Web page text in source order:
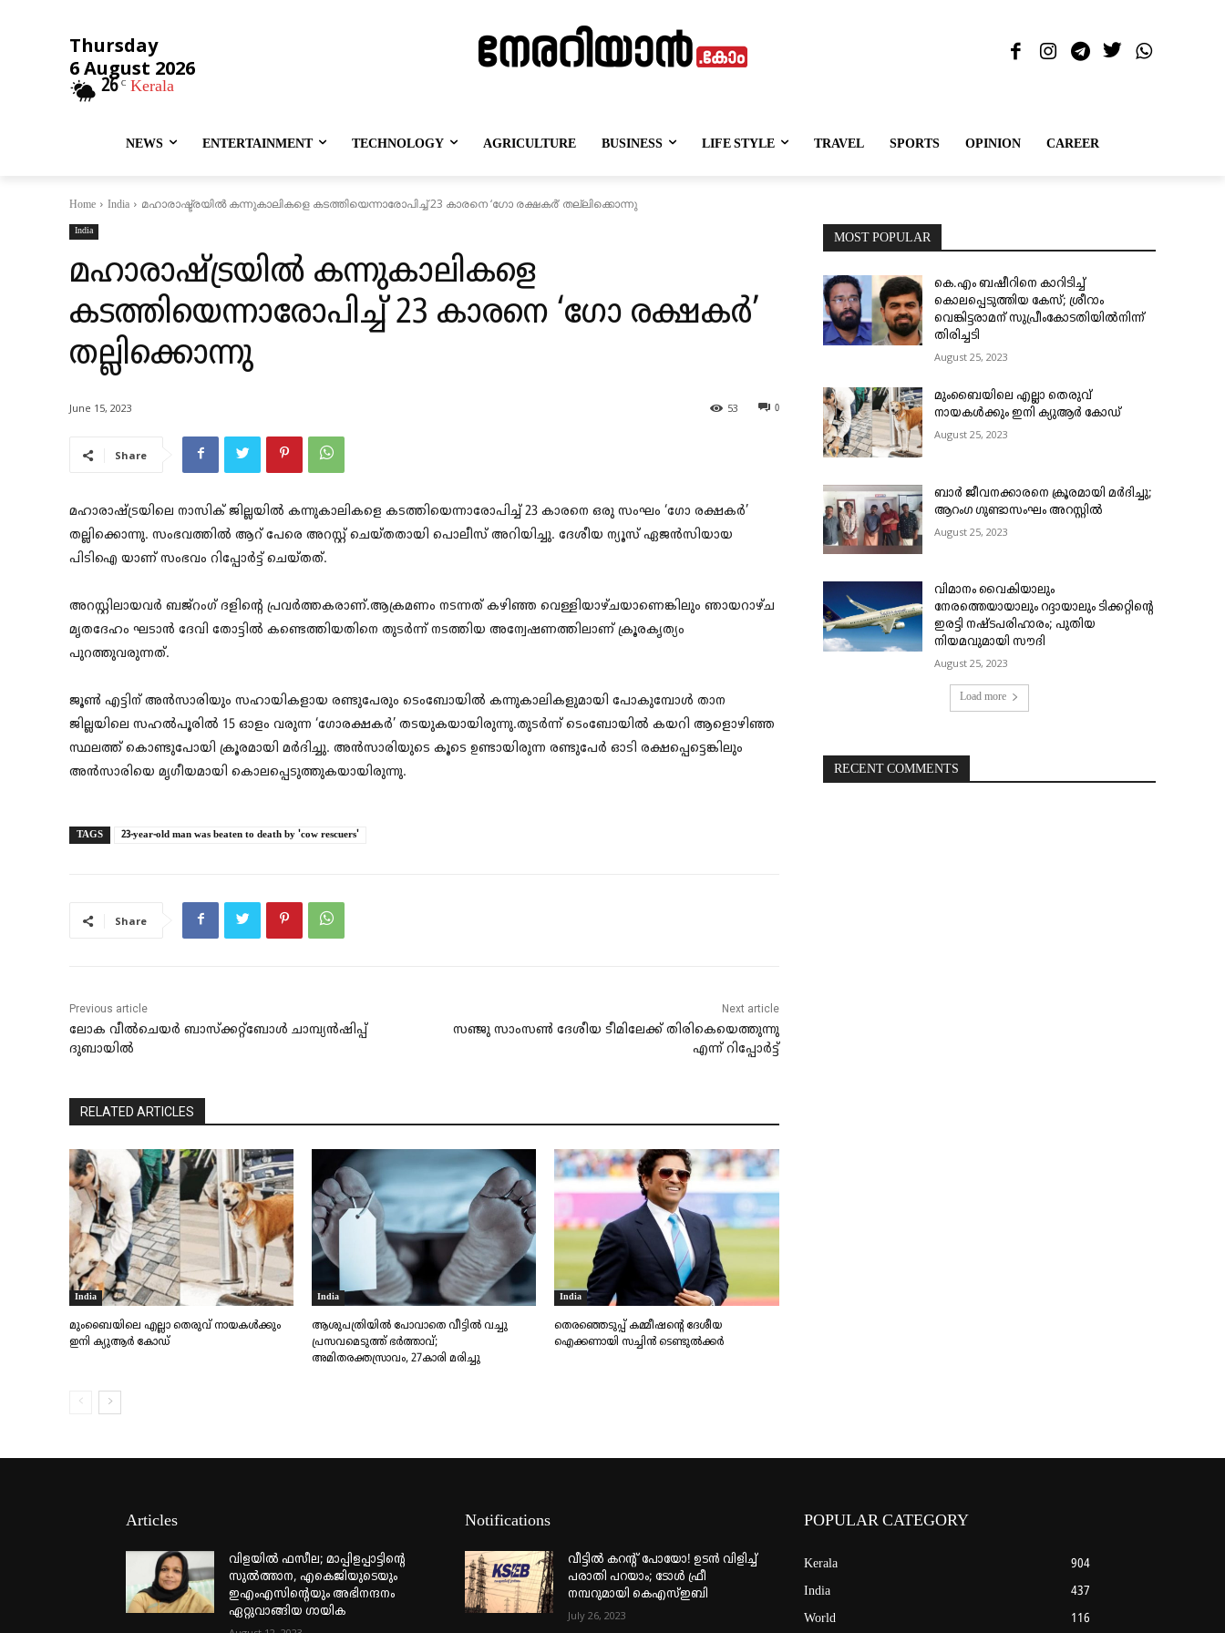
Thursday
6 August 2026
26 C Kerala
NEWS ENTERTAINMENT TECHNOLOGY AGRICULTURE BUSINESS LIFE STYLE TRAVEL SPORTS OPINION CAREER
Home India മഹാരാഷ്ട്രയിൽ കന്നുകാലികളെ കടത്തിയെന്നാരോപിച്ച് 23 കാരനെ ‘ഗോ രക്ഷകർ’ തല്ലിക്കൊന്നു
India
മഹാരാഷ്ട്രയിൽ കന്നുകാലികളെ
കടത്തിയെന്നാരോപിച്ച് 23 കാരനെ ‘ഗോ രക്ഷകർ’
തല്ലിക്കൊന്നു
June 15, 2023 0
53
Share
മഹാരാഷ്ട്രയിലെ നാസിക് ജില്ലയിൽ കന്നുകാലികളെ കടത്തിയെന്നാരോപിച്ച് 23 കാരനെ ഒരു സംഘം ‘ഗോ രക്ഷകർ’
തല്ലിക്കൊന്നു. സംഭവത്തിൽ ആറ് പേരെ അറസ്റ്റ് ചെയ്തതായി പൊലീസ് അറിയിച്ചു. ദേശീയ ന്യൂസ് ഏജൻസിയായ
പിടിഐ യാണ് സംഭവം റിപ്പോർട്ട് ചെയ്‌തത്‌.
അറസ്റ്റിലായവർ ബജ്റംഗ് ദളിന്റെ പ്രവർത്തകരാണ്.ആക്രമണം നടന്നത് കഴിഞ്ഞ വെള്ളിയാഴ്ചയാണെങ്കിലും ഞായറാഴ്ച
മൃതദേഹം ഘടാൻ ദേവി തോട്ടിൽ കണ്ടെത്തിയതിനെ തുടർന്ന് നടത്തിയ അന്വേഷണത്തിലാണ് ക്രൂരകൃത്യം
പുറത്തുവരുന്നത്.
ജൂൺ എട്ടിന് അൻസാരിയും സഹായികളായ രണ്ടുപേരും ടെംബോയിൽ കന്നുകാലികളുമായി പോകുമ്പോൾ താന
ജില്ലയിലെ സഹൽപൂരിൽ 15 ഓളം വരുന്ന ‘ഗോരക്ഷകർ’ തടയുകയായിരുന്നു.തുടർന്ന് ടെംബോയിൽ കയറി ആളൊഴിഞ്ഞ
സ്ഥലത്ത് കൊണ്ടുപോയി ക്രൂരമായി മർദിച്ചു. അൻസാരിയുടെ കൂടെ ഉണ്ടായിരുന്ന രണ്ടുപേർ ഓടി രക്ഷപ്പെട്ടെങ്കിലും
അൻസാരിയെ മൃഗീയമായി കൊലപ്പെടുത്തുകയായിരുന്നു.
TAGS 23-year-old man was beaten to death by 'cow rescuers'
Share
Previous article
ലോക വീല്‍ചെയര്‍ ബാസ്‌ക്കറ്റ്‌ബോള്‍ ചാമ്പ്യന്‍ഷിപ്പ്
ദുബായില്‍
Next article
സഞ്ജു സാംസൺ ദേശീയ ടീമിലേക്ക് തിരികെയെത്തുന്നു
എന്ന് റിപ്പോർട്ട്
RELATED ARTICLES
India
മുംബൈയിലെ എല്ലാ തെരുവ് നായകൾക്കും
ഇനി ക്യുആർ കോഡ്
India
ആശുപത്രിയിൽ പോവാതെ വീട്ടിൽ വച്ചു
പ്രസവമെടുത്ത് ഭർത്താവ്;
അമിതരക്തസ്രാവം, 27കാരി മരിച്ചു
India
തെരഞ്ഞെടുപ്പ് കമ്മീഷന്റെ ദേശീയ
ഐക്കണായി സച്ചിൻ ടെ​ണ്ടു​ൽ​ക്കർ
MOST POPULAR
കെ.എം ബഷീറിനെ കാറിടിച്ച്
കൊലപ്പെടുത്തിയ കേസ്; ശ്രീറാം
വെങ്കിട്ടരാമന് സുപ്രീംകോടതിയിൽനിന്ന്
തിരിച്ചടി
August 25, 2023
മുംബൈയിലെ എല്ലാ തെരുവ്
നായകൾക്കും ഇനി ക്യുആർ കോഡ്
August 25, 2023
ബാർ ജീവനക്കാരനെ ക്രൂരമായി മർദിച്ചു;
ആറംഗ ഗുണ്ടാസംഘം അറസ്റ്റിൽ
August 25, 2023
വിമാനം വൈകിയാലും
നേരത്തെയായാലും റദ്ദായാലും ടിക്കറ്റിന്റെ
ഇരട്ടി നഷ്ടപരിഹാരം; പുതിയ
നിയമവുമായി സൗദി
August 25, 2023
Load more
RECENT COMMENTS
Articles
വിളയിൽ ഫസീല; മാപ്പിളപ്പാട്ടിന്റെ
സുൽത്താന, എകെജിയുടെയും
ഇഎംഎസിന്റെയും അഭിനന്ദനം
ഏറ്റുവാങ്ങിയ ഗായിക
Notifications
വീട്ടില്‍ കറന്റ് പോയോ! ഉടന്‍ വിളിച്ച്
പരാതി പറയാം; ടോള്‍ ഫ്രീ
നമ്പറുമായി കെഎസ്ഇബി
July 26, 2023
POPULAR CATEGORY
Kerala
904
India
437
World
116